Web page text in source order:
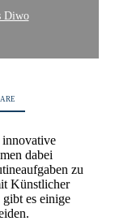
Diwo
dabei
zu
Künstlicher
es einige